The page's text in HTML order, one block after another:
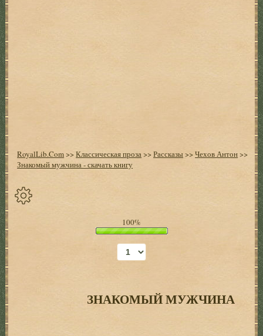
RoyalLib.Com>>Классическая проза >>Рассказы>>Чехов Антон>>
Знакомый мужчина - скачать книгу
100%
ЗНАКОМЫЙ МУЖЧИНА